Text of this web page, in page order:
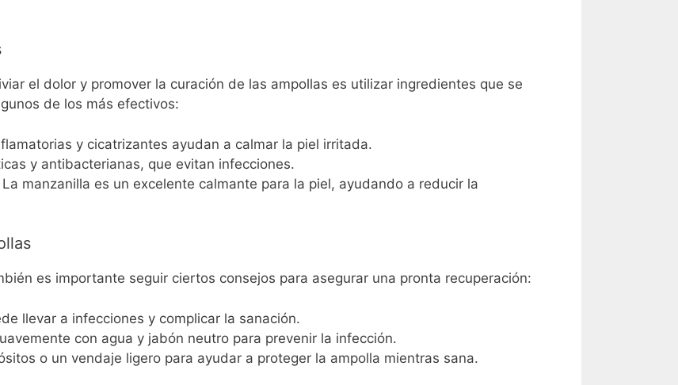
el dolor y promover la curación de las ampollas es utilizar ingredientes que se
de los más efectivos:
y cicatrizantes ayudan a calmar la piel irritada.
y antibacterianas, que evitan infecciones.
La manzanilla es un excelente calmante para la piel, ayudando a reducir la
es importante seguir ciertos consejos para asegurar una pronta recuperación:
llevar a infecciones y complicar la sanación.
con agua y jabón neutro para prevenir la infección.
o un vendaje ligero para ayudar a proteger la ampolla mientras sana.